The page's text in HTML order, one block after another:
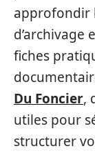
approfondir
d’archivage
fiches
Du Foncier,
utiles pour
structurer